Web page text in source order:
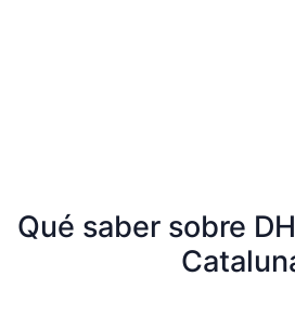
Qué saber sobre